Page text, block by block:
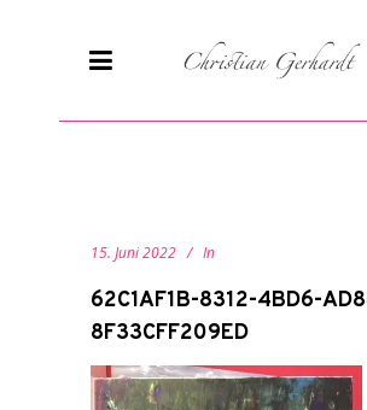
15. Juni 2022 In
62C1AF1B-8312-4BD6-
8F33CFF209ED